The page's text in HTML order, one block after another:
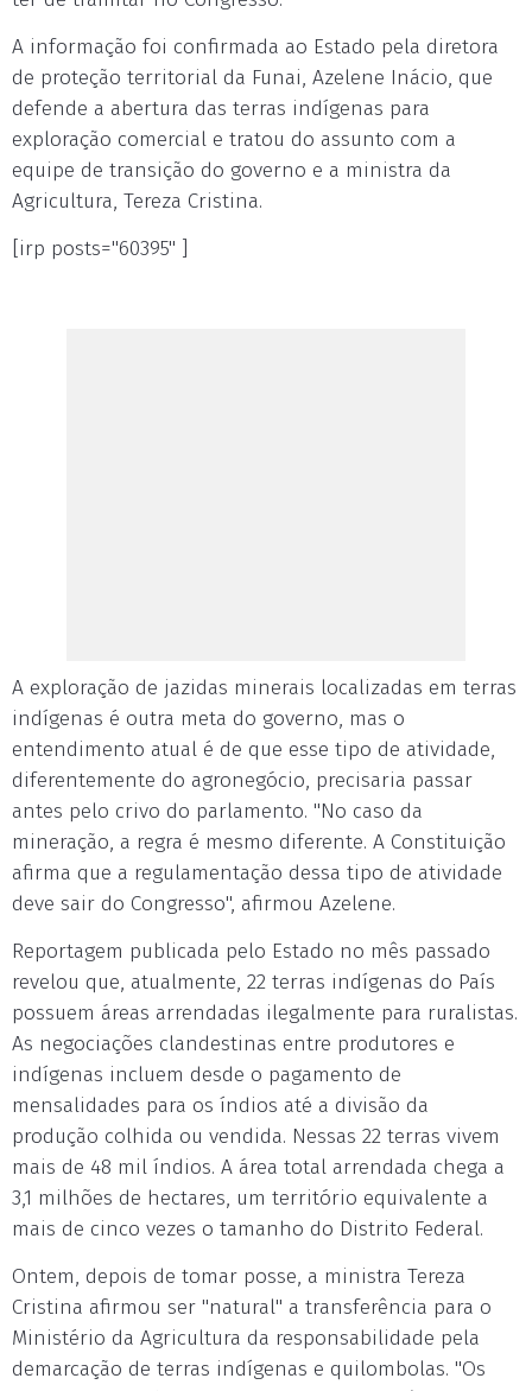
A informação foi confirmada ao Estado pela diretora
de proteção territorial da Funai, Azelene Inácio, que
defende a abertura das terras indígenas para
exploração comercial e tratou do assunto com a
equipe de transição do governo e a ministra da
Agricultura, Tereza Cristina.
[irp posts="60395" ]
A exploração de jazidas minerais localizadas em terras
indígenas é outra meta do governo, mas o
entendimento atual é de que esse tipo de atividade,
diferentemente do agronegócio, precisaria passar
antes pelo crivo do parlamento. "No caso da
mineração, a regra é mesmo diferente. A Constituição
afirma que a regulamentação dessa tipo de atividade
deve sair do Congresso", afirmou Azelene.
Reportagem publicada pelo Estado no mês passado
revelou que, atualmente, 22 terras indígenas do País
possuem áreas arrendadas ilegalmente para ruralistas.
As negociações clandestinas entre produtores e
indígenas incluem desde o pagamento de
mensalidades para os índios até a divisão da
produção colhida ou vendida. Nessas 22 terras vivem
mais de 48 mil índios. A área total arrendada chega a
3,1 milhões de hectares, um território equivalente a
mais de cinco vezes o tamanho do Distrito Federal.
Ontem, depois de tomar posse, a ministra Tereza
Cristina afirmou ser "natural" a transferência para o
Ministério da Agricultura da responsabilidade pela
demarcação de terras indígenas e quilombolas. "Os